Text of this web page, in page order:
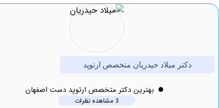
دکتر میلاد حیدریان متخصص ارتوپد
بهترين دکتر متخصص ارتوپد دست اصفهان